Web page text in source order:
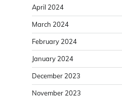
April 2024
March 2024
February 2024
January 2024
December 2023
November 2023